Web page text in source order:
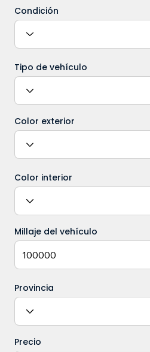
Condición
Tipo de vehículo
Color exterior
Color interior
Millaje del vehículo
Provincia
Precio